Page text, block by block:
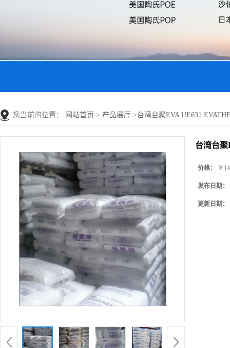
您当前的位置： 网站首页 > 产品展厅 >台湾台聚EVA UE631
台湾台
价格： ￥
发布日期：
更新日期：